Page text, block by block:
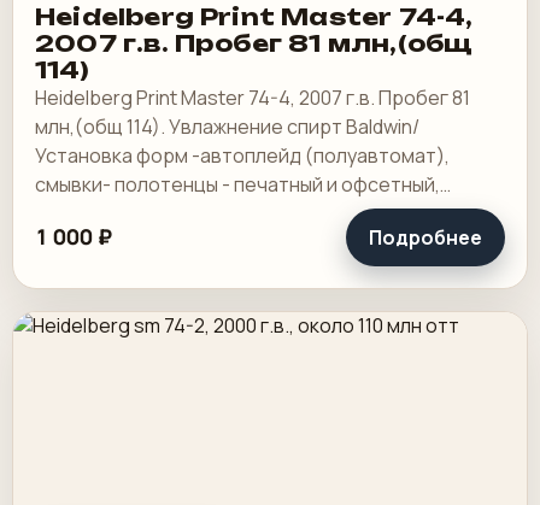
Heidelberg Print Master 74-4,
2007 г.в. Пробег 81 млн,(общ
114)
Heidelberg Print Master 74-4, 2007 г.в. Пробег 81
млн,(общ 114). Увлажнение спирт Baldwin/
Установка форм -автоплейд (полуавтомат),
смывки- полотенцы - печатный и офсетный,
выносной пульт ClassicCenter -PM74 - краски и.
1 000 ₽ Подробнее